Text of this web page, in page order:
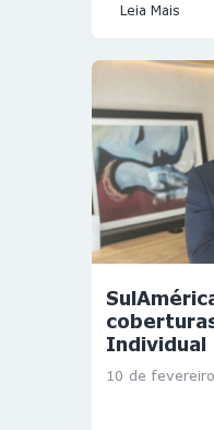
Leia Mais
Individual
10 de